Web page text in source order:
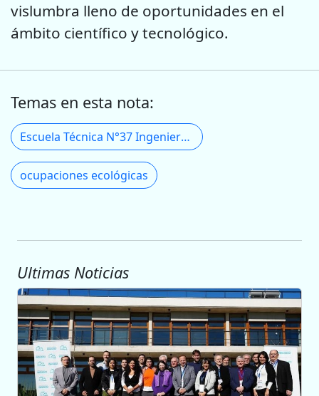
vislumbra lleno de oportunidades en el
ámbito científico y tecnológico.
Temas en esta nota:
Escuela Técnica N°37 Ingeniero Germán Avé Lallemant
ocupaciones ecológicas
Ultimas Noticias